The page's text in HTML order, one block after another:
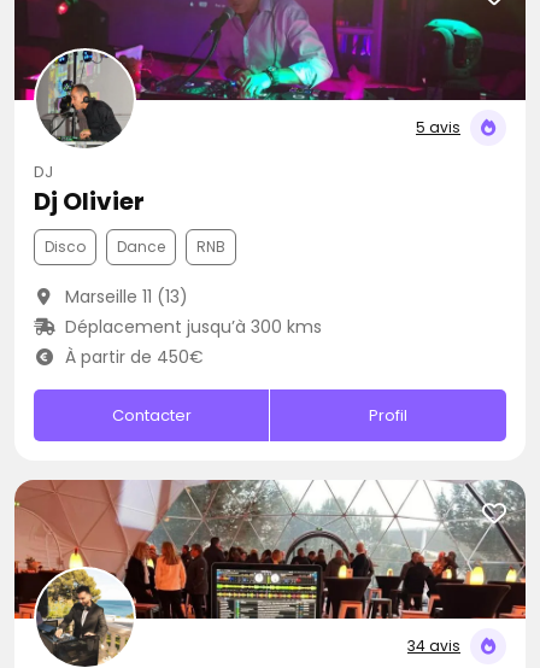
5 avis
DJ
Dj Olivier
Disco Dance RNB
Marseille 11 (13)
Déplacement jusqu’à 300 kms
À partir de 450€
Contacter Profil
34 avis